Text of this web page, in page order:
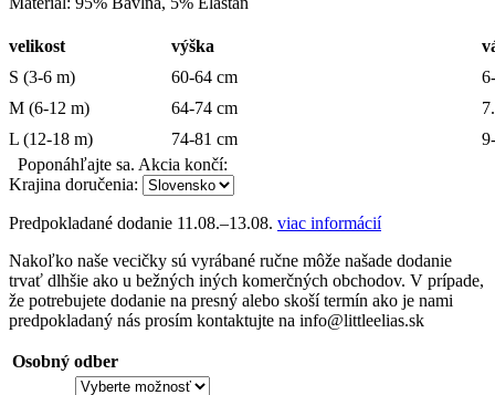
velikost výška
S (3-6 m)
60-64 cm
M (6-12 m)
64-74 cm
L (12-18 m)
74-81 cm
Poponáhľajte sa. Akcia končí:
Krajina doručenia:
Predpokladané dodanie 11.08.–13.08. viac informácií
Nakoľko naše vecičky sú vyrábané ručne môže našade dodanie
trvať dlhšie ako u bežných iných komerčných obchodov. V prípade,
že potrebujete dodanie na presný alebo skoší termín ako je nami
predpokladaný nás prosím kontaktujte na info@littleelias.sk
Osobný odber